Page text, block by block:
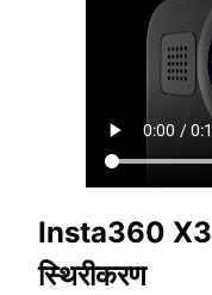
Insta360 X3
स्थिरीकरण